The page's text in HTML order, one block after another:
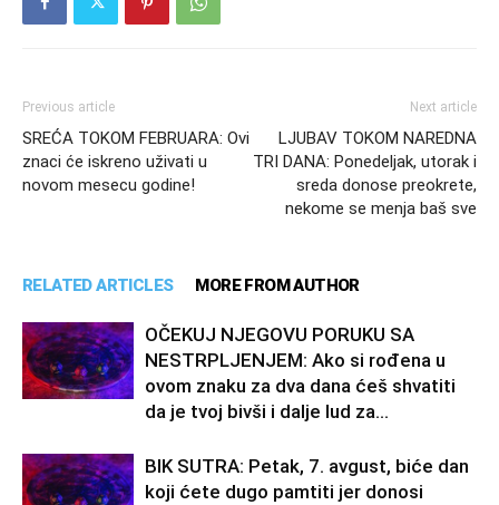
Previous article
SREĆA TOKOM FEBRUARA: Ovi
znaci će iskreno uživati u
novom mesecu godine!
Next article
LJUBAV TOKOM NAREDNA
TRI DANA: Ponedeljak, utorak i
sreda donose preokrete,
nekome se menja baš sve
RELATED ARTICLES MORE FROM AUTHOR
OČEKUJ NJEGOVU PORUKU SA
NESTRPLJENJEM: Ako si rođena u
ovom znaku za dva dana ćeš shvatiti
da je tvoj bivši i dalje lud za...
BIK SUTRA: Petak, 7. avgust, biće dan
koji ćete dugo pamtiti jer donosi